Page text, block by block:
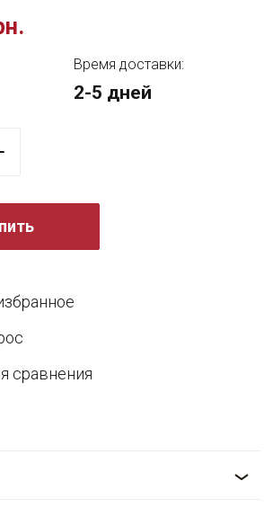
Время доставки:
2-5 дней
сравнения